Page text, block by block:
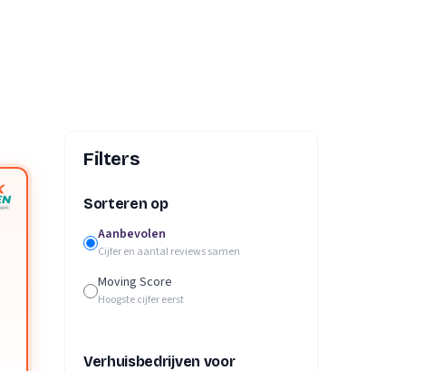
Filters
Sorteren op
Aanbevolen
Cijfer en aantal reviews samen
Moving Score
Hoogste cijfer eerst
Verhuisbedrijven voor